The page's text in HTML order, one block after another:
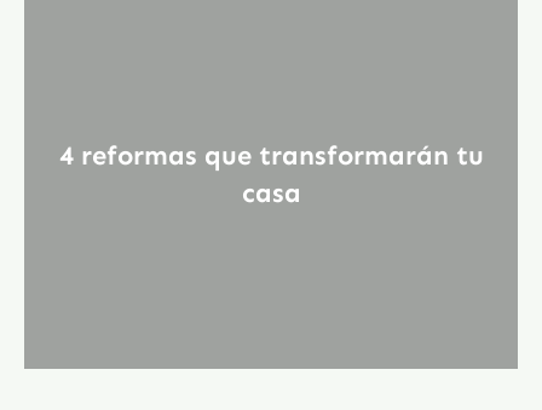
4 reformas que transformarán tu
casa